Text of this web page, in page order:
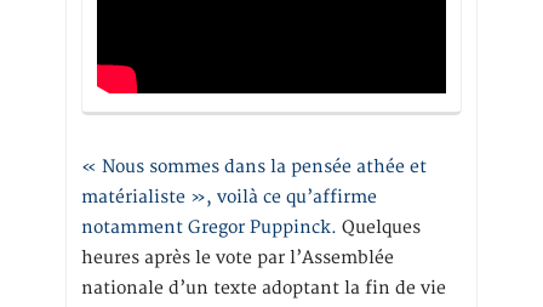
« Nous sommes dans la pensée athée et
matérialiste », voilà ce qu’affirme
notamment Gregor Puppinck. Quelques
heures après le vote par l’Assemblée
nationale d’un texte adoptant la fin de vie